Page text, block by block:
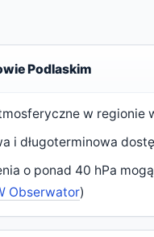
Podlaskim
w regionie
i długoterminowa
o ponad 40 hPa
Obserwator)